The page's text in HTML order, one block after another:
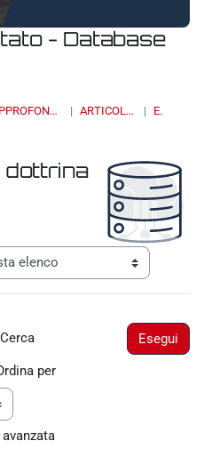
- Database
APPROFONDIMENTI, STUDI E RICERCHE ARTICOLI E SAGGI DI DOTTRINA ELENCO
dottrina
terziaria modalità
Cerca
per